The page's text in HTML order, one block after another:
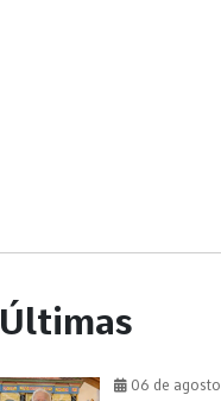
Últimas
06 de agosto